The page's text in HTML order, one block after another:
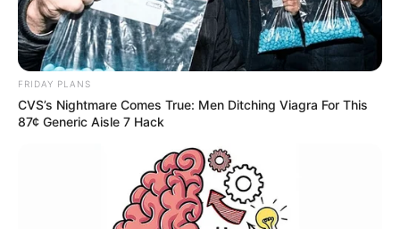
FRIDAY PLANS
CVS’s Nightmare Comes True: Men Ditching Viagra For This
87¢ Generic Aisle 7 Hack